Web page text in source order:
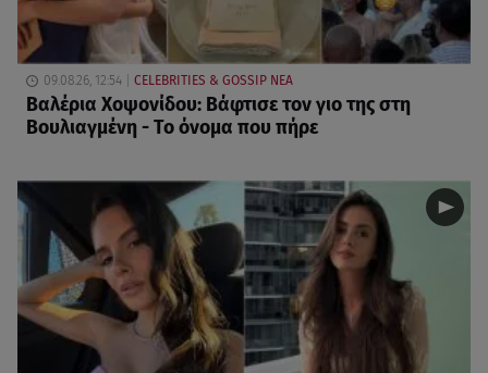
09.08.26, 12:54 CELEBRITIES & GOSSIP ΝΕΑ
Βαλέρια Χοψονίδου: Βάφτισε τον γιο της στη
Βουλιαγμένη - Το όνομα που πήρε